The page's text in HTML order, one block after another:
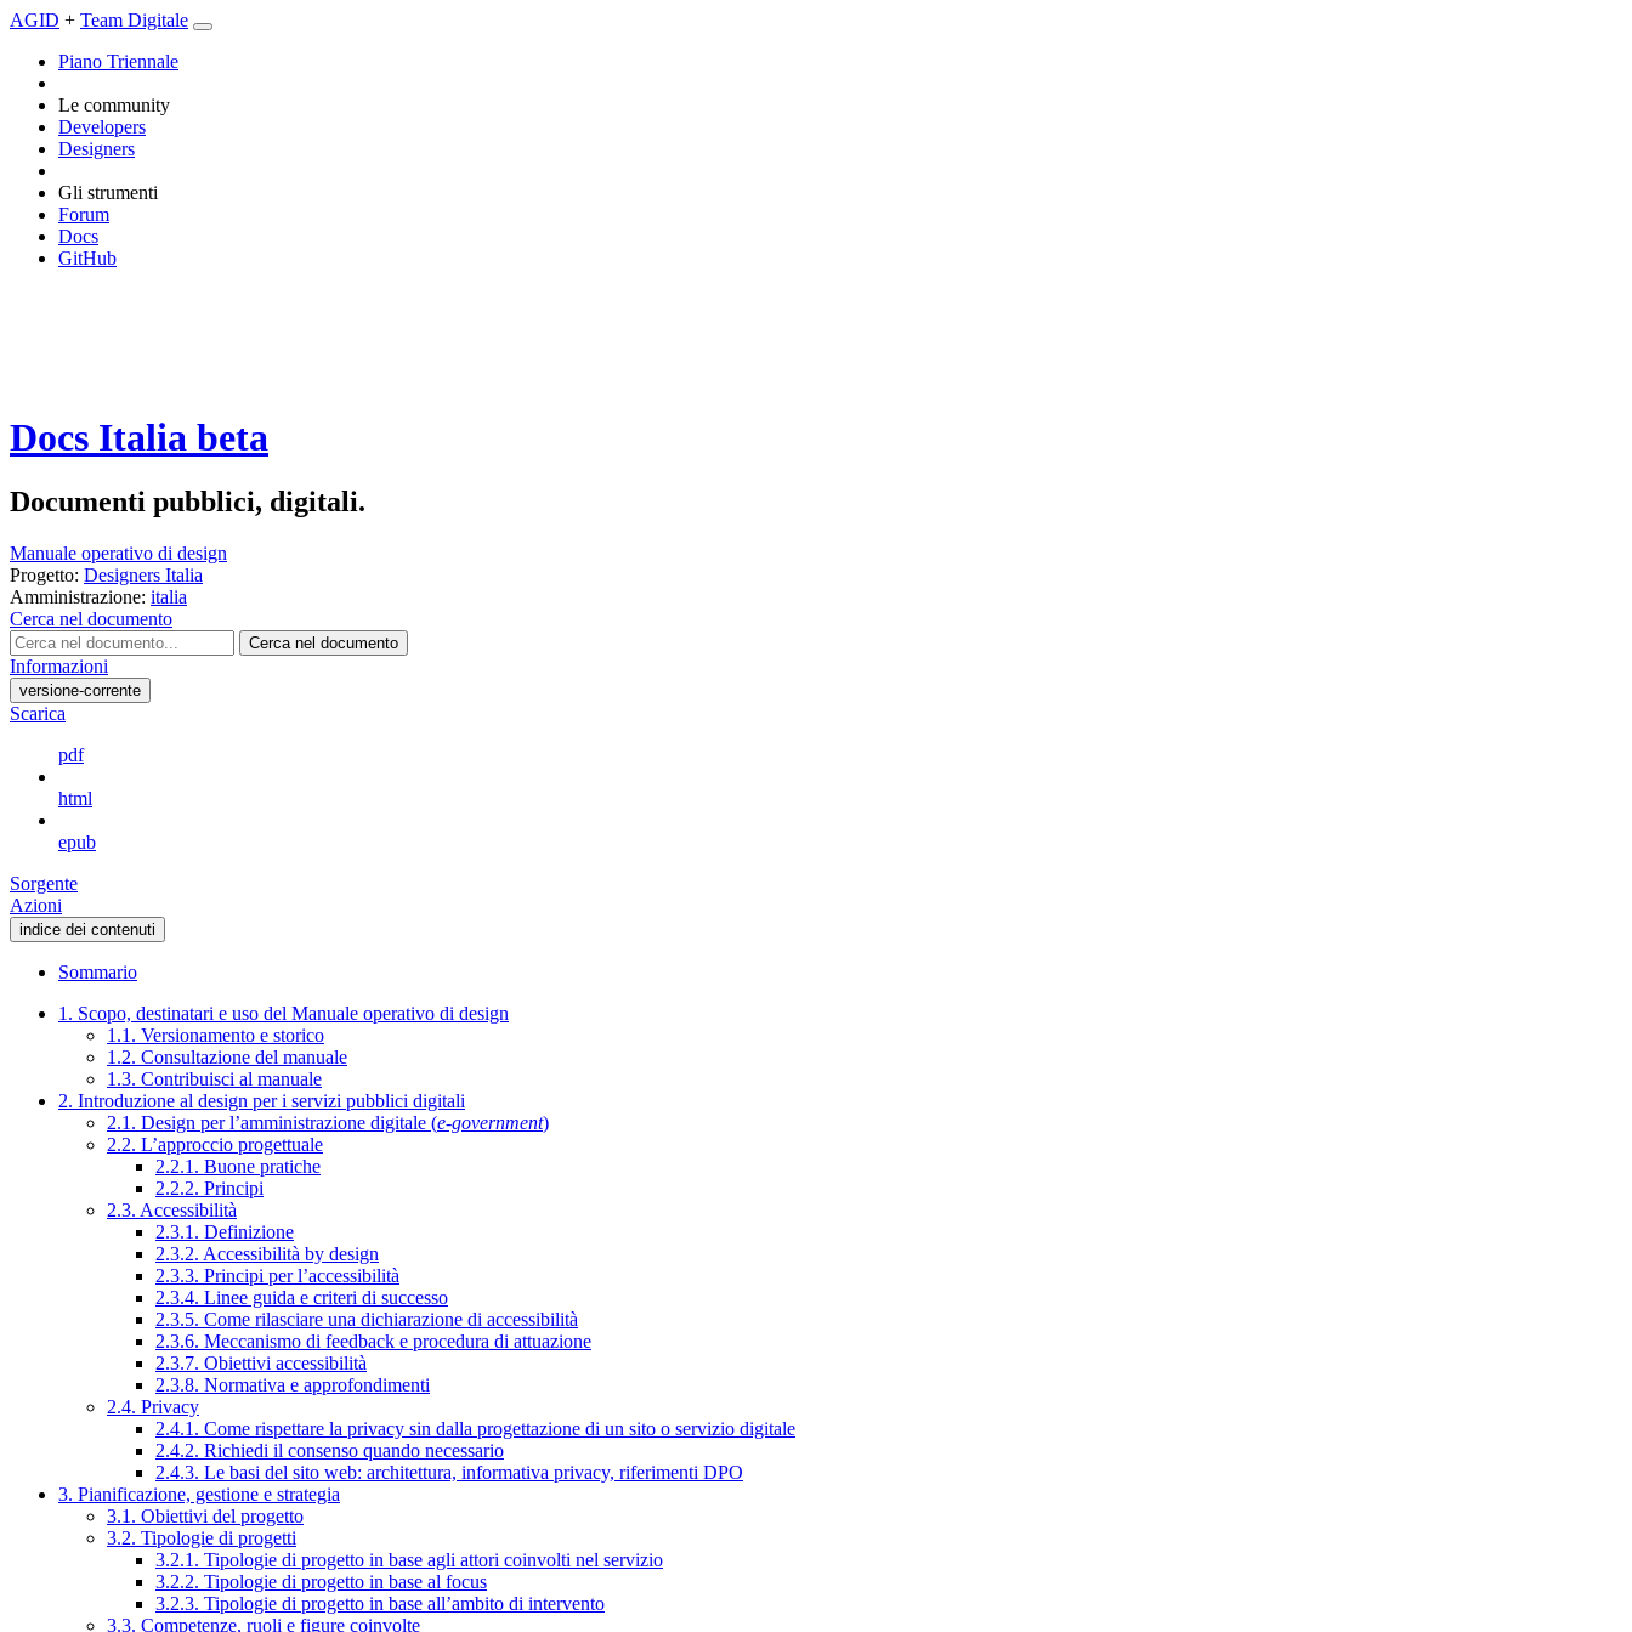
AGID + Team Digitale
Piano Triennale
Le community
Developers
Designers
Gli strumenti
Forum
Docs
GitHub
Docs Italia beta
Documenti pubblici, digitali.
Manuale operativo di design
Progetto: Designers Italia
Amministrazione: italia
Cerca nel documento
Cerca nel documento
Informazioni
versione-corrente
Scarica
pdf
html
epub
Sorgente
Azioni
indice dei contenuti
Sommario
1. Scopo, destinatari e uso del Manuale operativo di design
1.1. Versionamento e storico
1.2. Consultazione del manuale
1.3. Contribuisci al manuale
2. Introduzione al design per i servizi pubblici digitali
2.1. Design per l’amministrazione digitale (e-government)
2.2. L’approccio progettuale
2.2.1. Buone pratiche
2.2.2. Principi
2.3. Accessibilità
2.3.1. Definizione
2.3.2. Accessibilità by design
2.3.3. Principi per l’accessibilità
2.3.4. Linee guida e criteri di successo
2.3.5. Come rilasciare una dichiarazione di accessibilità
2.3.6. Meccanismo di feedback e procedura di attuazione
2.3.7. Obiettivi accessibilità
2.3.8. Normativa e approfondimenti
2.4. Privacy
2.4.1. Come rispettare la privacy sin dalla progettazione di un sito o servizio digitale
2.4.2. Richiedi il consenso quando necessario
2.4.3. Le basi del sito web: architettura, informativa privacy, riferimenti DPO
3. Pianificazione, gestione e strategia
3.1. Obiettivi del progetto
3.2. Tipologie di progetti
3.2.1. Tipologie di progetto in base agli attori coinvolti nel servizio
3.2.2. Tipologie di progetto in base al focus
3.2.3. Tipologie di progetto in base all’ambito di intervento
3.3. Competenze, ruoli e figure coinvolte